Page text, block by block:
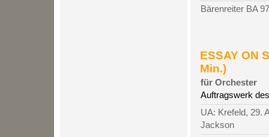
Bärenreiter BA
ESSAY ON
Min.)
für Orchester
Auftragswerk
UA: Krefeld, 29.
Jackson